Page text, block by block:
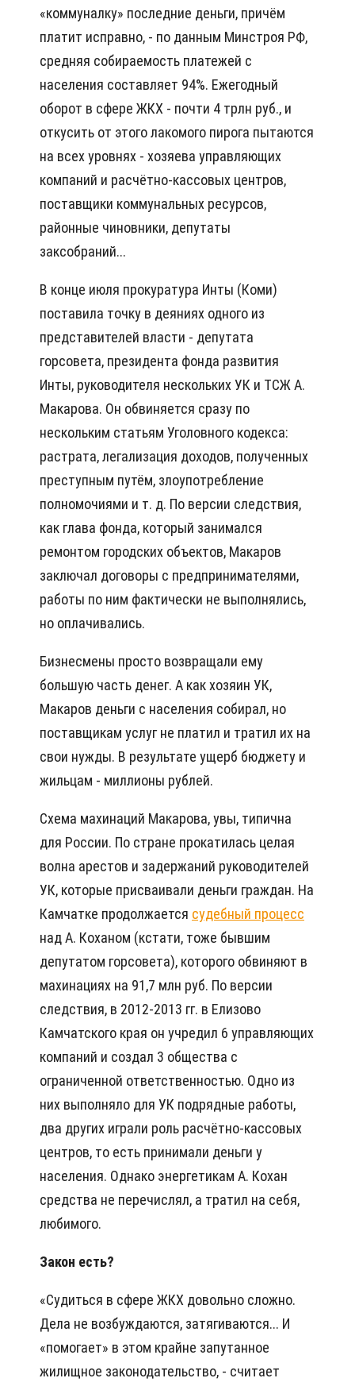
«коммуналку» последние деньги, причём
платит исправно, - по данным Минстроя РФ,
средняя собираемость платежей с
населения составляет 94%. Ежегодный
оборот в сфере ЖКХ - почти 4 трлн руб., и
откусить от этого лакомого пирога пытаются
на всех уровнях - хозяева управляющих
компаний и расчётно-кассовых центров,
поставщики коммунальных ресурсов,
районные чиновники, депутаты
заксобраний...
В конце июля прокуратура Инты (Коми)
поставила точку в деяниях одного из
представителей власти - депутата
горсовета, президента фонда развития
Инты, руководителя нескольких УК и ТСЖ А.
Макарова. Он обвиняется сразу по
нескольким статьям Уголовного кодекса:
растрата, легализация доходов, полученных
преступным путём, злоупотребление
полномочиями и т. д. По версии следствия,
как глава фонда, который занимался
ремонтом городских объектов, Макаров
заключал договоры с предпринимателями,
работы по ним фактически не выполнялись,
но оплачивались.
Бизнесмены просто возвращали ему
большую часть денег. А как хозяин УК,
Макаров деньги с населения собирал, но
поставщикам услуг не платил и тратил их на
свои нужды. В результате ущерб бюджету и
жильцам - миллионы рублей.
Схема махинаций Макарова, увы, типична
для России. По стране прокатилась целая
волна арестов и задержаний руководителей
УК, которые присваивали деньги граждан. На
Камчатке продолжается судебный процесс
над А. Коханом (кстати, тоже бывшим
депутатом горсовета), которого обвиняют в
махинациях на 91,7 млн руб. По версии
следствия, в 2012-2013 гг. в Елизово
Камчатского края он учредил 6 управляющих
компаний и создал 3 общества с
ограниченной ответственностью. Одно из
них выполняло для УК подрядные работы,
два других играли роль расчётно-кассовых
центров, то есть принимали деньги у
населения. Однако энергетикам А. Кохан
средства не перечислял, а тратил на себя,
любимого.
Закон есть?
«Судиться в сфере ЖКХ довольно сложно.
Дела не возбуждаются, затягиваются... И
«помогает» в этом крайне запутанное
жилищное законодательство, - считает